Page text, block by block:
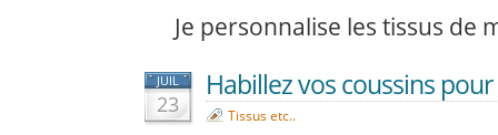
Je personnalise les tissus de
JUIL
23
Habillez vos coussins pour
Tissus etc..